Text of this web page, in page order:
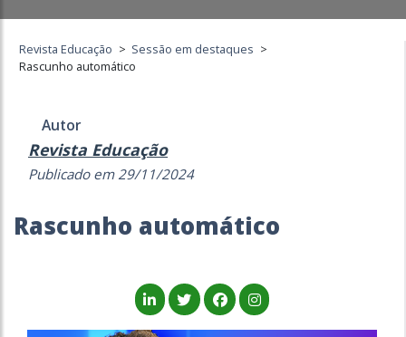
Revista Educação > Sessão em destaques >
Rascunho automático
Autor
Revista Educação
Publicado em 29/11/2024
Rascunho automático